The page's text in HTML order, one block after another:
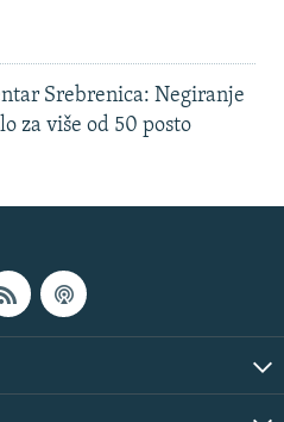
Srebrenica: Negiranje
za više od 50 posto